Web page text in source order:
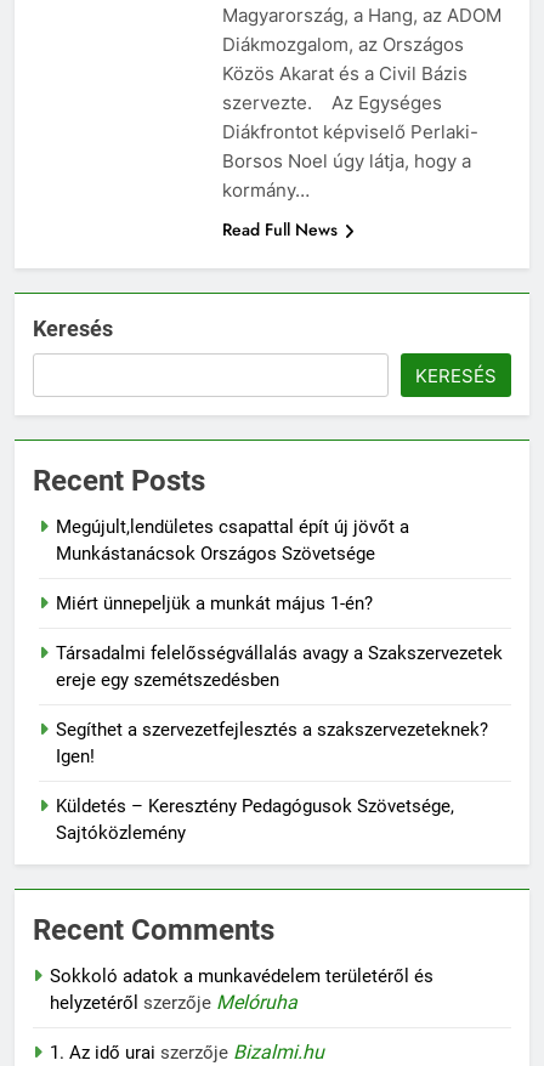
Magyarország, a Hang, az ADOM
Diákmozgalom, az Országos
Közös Akarat és a Civil Bázis
szervezte. Az Egységes
Diákfrontot képviselő Perlaki-
Borsos Noel úgy látja, hogy a
kormány…
Read Full News
Keresés
KERESÉS
Recent Posts
Megújult,lendületes csapattal épít új jövőt a
Munkástanácsok Országos Szövetsége
Miért ünnepeljük a munkát május 1-én?
Társadalmi felelősségvállalás avagy a Szakszervezetek
ereje egy szemétszedésben
Segíthet a szervezetfejlesztés a szakszervezeteknek?
Igen!
Küldetés – Keresztény Pedagógusok Szövetsége,
Sajtóközlemény
Recent Comments
Sokkoló adatok a munkavédelem területéről és
helyzetéről szerzője Melóruha
1. Az idő urai szerzője Bizalmi.hu